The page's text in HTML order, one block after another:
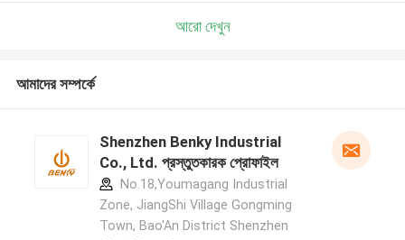
আরো দেখুন
আমাদের সম্পর্কে
Shenzhen Benky Industrial
Co., Ltd. প্রস্তুতকারক প্রোফাইল
No.18,Youmagang Industrial
Zone, JiangShi Village Gongming
Town, Bao'An District Shenzhen